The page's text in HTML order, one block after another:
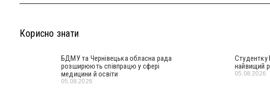
Корисно знати
БДМУ та Чернівецька обласна рада
розширюють співпрацю у сфері
медицини й освіти
05.08.2026
Студентку
найвищий
05.08.2026